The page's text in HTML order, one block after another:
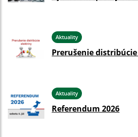
Aktuality
Prerušenie
Aktuality
Referendum 2026